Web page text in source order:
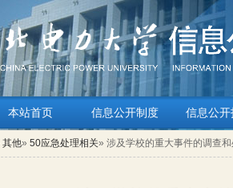
本站首页 信息公开制度 信息公开
其他» 50应急处理相关» 涉及学校的重大事件的调查